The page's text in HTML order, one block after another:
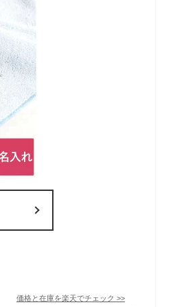
価格と在庫を楽天でチェック >>